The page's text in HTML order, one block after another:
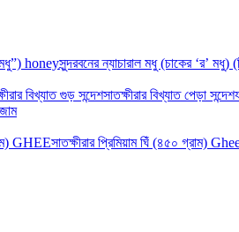
মধু”) honeyসুন্দরবনের ন্যাচারাল মধু (চাকের ‘র’
বিখ্যাত গুড় সন্দেশসাতক্ষীরার বিখ্যাত পেড়া সন্দেশ
GHEEসাতক্ষীরার প্রিমিয়াম ঘিঁ (৪৫০ গ্রাম)